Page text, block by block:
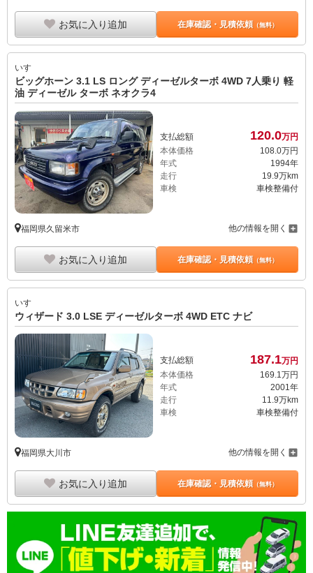
お気に入り追加 在庫確認・見積依頼（無料）
いすゞ
ビッグホーン 3.1 LS ロング ディーゼルターボ 4WD 7人乗り 軽
油 ディーゼル ターボ ネオクラ4
支払総額 120.0万円
本体価格
108.0万円
年式
1994年
走行
19.9万km
車検
車検整備付
福岡県久留米市 他の情報を開く
お気に入り追加 在庫確認・見積依頼（無料）
いすゞ
ウィザード 3.0 LSE ディーゼルターボ 4WD ETC ナビ
支払総額 187.1万円
本体価格
169. 1 万円
年式
2001年
走行
11.9万km
車検
車検整備付
福岡県大川市 他の情報を開く
お気に入り追加 在庫確認・見積依頼（無料）